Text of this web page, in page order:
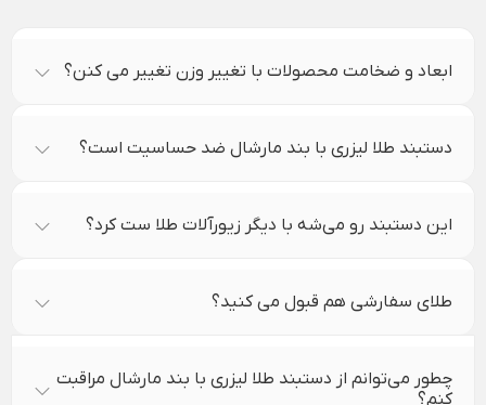
ابعاد و ضخامت محصولات با تغییر وزن تغییر می کنن؟
دستبند طلا لیزری با بند مارشال ضد حساسیت است؟
این دستبند رو می‌شه با دیگر زیورآلات طلا ست کرد؟
طلای سفارشی هم قبول می کنید؟
چطور می‌توانم از دستبند طلا لیزری با بند مارشال مراقبت
کنم؟